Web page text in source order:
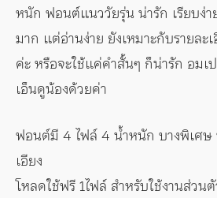
หนัก ฟอนต์แนววัยรุ่น น่ารัก เรียบง่า
มาก แต่อ่านง่าย ยังเหมาะกับรายละ
ค่ะ หรือจะใช้แค่คำสั้นๆ ก็น่ารัก อมเ
เอ็นดูน้องด้วยค่า
ฟอนต์มี 4 ไฟล์ 4 น้ำหนัก บางพิเศษ
เอียง
โหลดใช้ฟรี 1ไฟล์ สำหรับใช้งานส่วน